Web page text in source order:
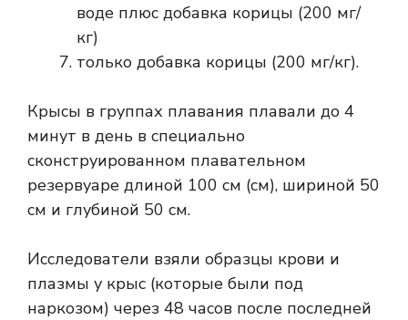
воде плюс добавка корицы (200 мг/
кг)
только добавка корицы (200 мг/кг).
Крысы в ​​группах плавания плавали до 4
минут в день в специально
сконструированном плавательном
резервуаре длиной 100 см (см), шириной 50
см и глубиной 50 см.
Исследователи взяли образцы крови и
плазмы у крыс (которые были под
наркозом) через 48 часов после последней